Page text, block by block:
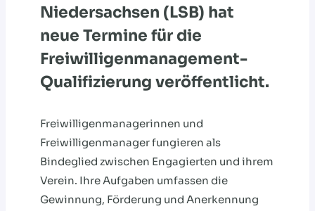
Niedersachsen (LSB) hat
neue Termine für die
Freiwilligenmanagement-
Qualifizierung veröffentlicht.
Freiwilligenmanagerinnen und
Freiwilligenmanager fungieren als
Bindeglied zwischen Engagierten und ihrem
Verein. Ihre Aufgaben umfassen die
Gewinnung, Förderung und Anerkennung